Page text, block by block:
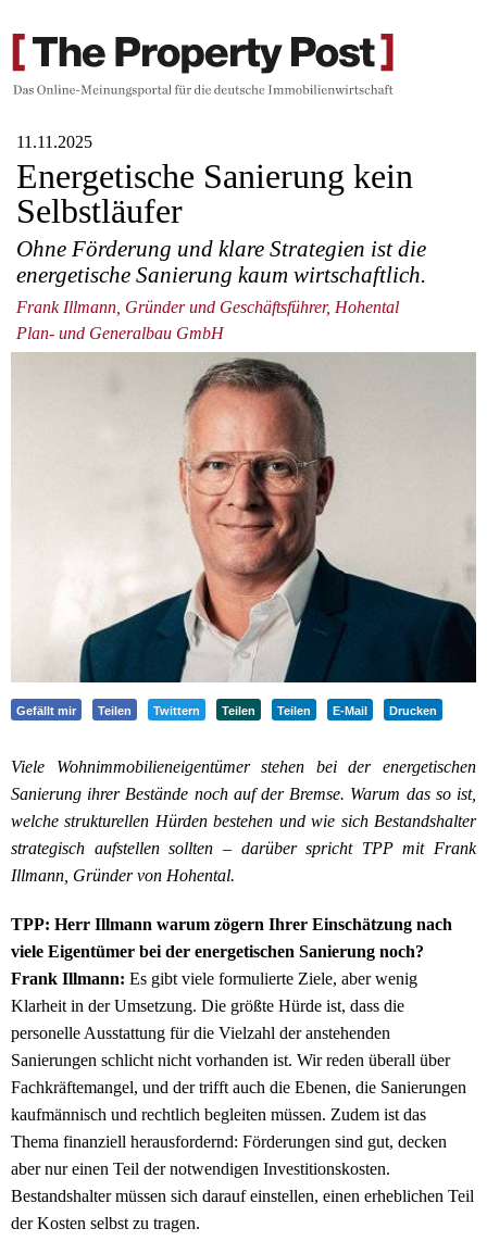
11.11.2025
Energetische Sanierung kein
Selbstläufer
Ohne Förderung und klare Strategien ist die
energetische Sanierung kaum wirtschaftlich.
Frank Illmann, Gründer und Geschäftsführer, Hohental
Plan- und Generalbau GmbH
Gefällt mir Teilen Twittern Teilen Teilen E-Mail Drucken
Viele Wohnimmobilieneigentümer stehen bei der energetischen
Sanierung ihrer Bestände noch auf der Bremse. Warum das so ist,
welche strukturellen Hürden bestehen und wie sich Bestandshalter
strategisch aufstellen sollten – darüber spricht TPP mit Frank
Illmann, Gründer von Hohental.
TPP: Herr Illmann warum zögern Ihrer Einschätzung nach
viele Eigentümer bei der energetischen Sanierung noch?
Frank Illmann: Es gibt viele formulierte Ziele, aber wenig
Klarheit in der Umsetzung. Die größte Hürde ist, dass die
personelle Ausstattung für die Vielzahl der anstehenden
Sanierungen schlicht nicht vorhanden ist. Wir reden überall über
Fachkräftemangel, und der trifft auch die Ebenen, die Sanierungen
kaufmännisch und rechtlich begleiten müssen. Zudem ist das
Thema finanziell herausfordernd: Förderungen sind gut, decken
aber nur einen Teil der notwendigen Investitionskosten.
Bestandshalter müssen sich darauf einstellen, einen erheblichen Teil
der Kosten selbst zu tragen.